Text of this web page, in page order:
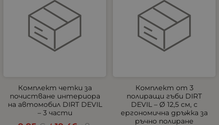
Комплект четки за
почистване интериора
на автомобил DIRT DEVIL
– 3 части
Комплект от 3
полиращи гъби DIRT
DEVIL – Ø 12,5 см, с
ергономична дръжка за
ръчно полиране